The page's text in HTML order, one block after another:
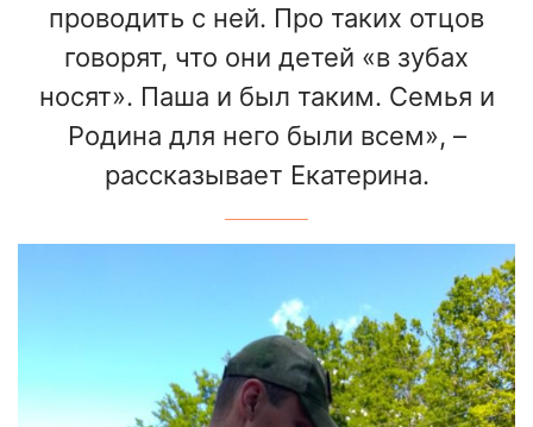
проводить с ней. Про таких отцов
говорят, что они детей «в зубах
носят». Паша и был таким. Семья и
Родина для него были всем», –
рассказывает Екатерина.